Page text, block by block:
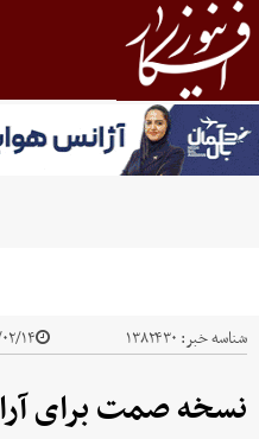
شناسه خبر: ۱۳۸۲۴۳۰ ۱۴۰۵/
نسخه صمت برای